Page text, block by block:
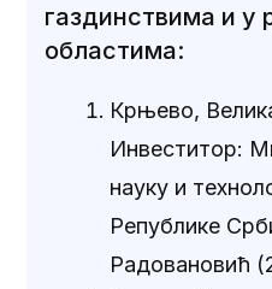
газдинствима и y
областима:
Крњево,
Инвеститор:
науку и
Републике
Радовановић